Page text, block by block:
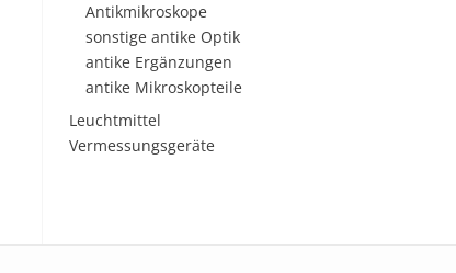
Antikmikroskope
sonstige antike Optik
antike Ergänzungen
antike Mikroskopteile
Leuchtmittel
Vermessungsgeräte